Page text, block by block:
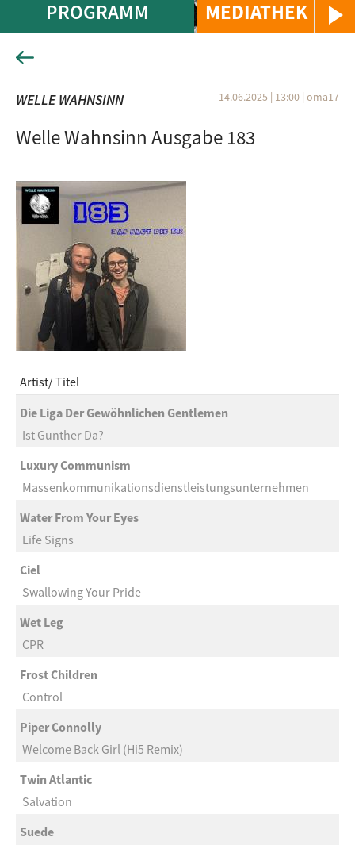
MEDIATHEK
PROGRAMM
WELLE WAHNSINN 14.06.2025 | 13:00 | oma17
Welle Wahnsinn Ausgabe 183
Artist Titel
Die Liga Der Gewöhnlichen Gentlemen
Ist Gunther Da?
Luxury Communism
Massenkommunikationsdienstleistungsunternehmen
Water From Your Eyes
Life Signs
Ciel
Swallowing Your Pride
Wet Leg
CPR
Frost Children
Control
Piper Connolly
Welcome Back Girl (Hi5 Remix)
Twin Atlantic
Salvation
Suede